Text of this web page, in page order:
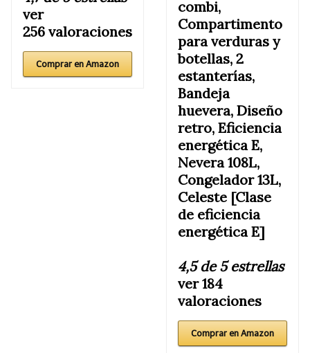
ver
256 valoraciones
Comprar en Amazon
combi,
Compartimento
para verduras y
botellas, 2
estanterías,
Bandeja
huevera, Diseño
retro, Eficiencia
energética E,
Nevera 108L,
Congelador 13L,
Celeste [Clase
de eficiencia
energética E]
4,5 de 5 estrellas
ver 184
valoraciones
Comprar en Amazon